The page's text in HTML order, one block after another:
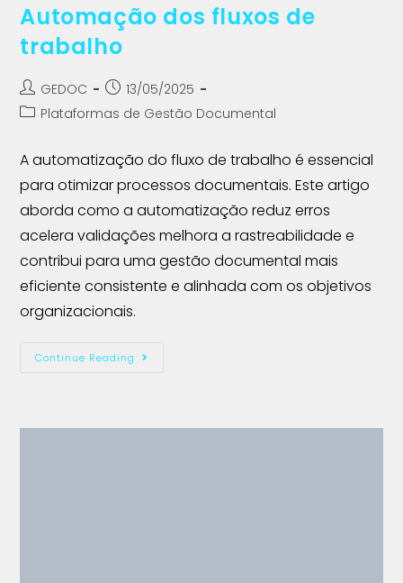
Automação dos fluxos de
trabalho
GEDOC
13/05/2025
Plataformas de Gestão Documental
A automatização do fluxo de trabalho é essencial
para otimizar processos documentais. Este artigo
aborda como a automatização reduz erros
acelera validações melhora a rastreabilidade e
contribui para uma gestão documental mais
eficiente consistente e alinhada com os objetivos
organizacionais.
Continue Reading